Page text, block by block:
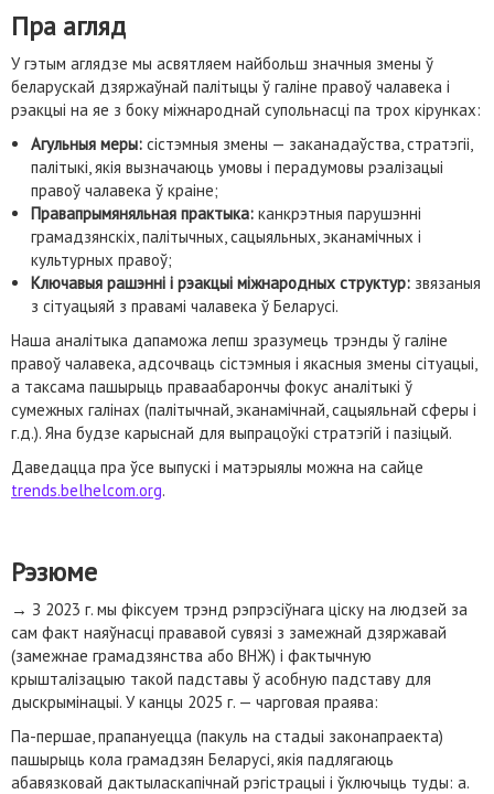
Пра агляд
У гэтым аглядзе мы асвятляем найбольш значныя змены ў
беларускай дзяржаўнай палітыцы ў галіне правоў чалавека і
рэакцыі на яе з боку міжнароднай супольнасці па трох кірунках:
Агульныя меры: сістэмныя змены — заканадаўства, стратэгіі,
палітыкі, якія вызначаюць умовы і перадумовы рэалізацыі
правоў чалавека ў краіне;
Правапрымяняльная практыка: канкрэтныя парушэнні
грамадзянскіх, палітычных, сацыяльных, эканамічных і
культурных правоў;
Ключавыя рашэнні і рэакцыі міжнародных структур: звязаныя
з сітуацыяй з правамі чалавека ў Беларусі.
Наша аналітыка дапаможа лепш зразумець трэнды ў галіне
правоў чалавека, адсочваць сістэмныя і якасныя змены сітуацыі,
а таксама пашырыць праваабарончы фокус аналітыкі ў
сумежных галінах (палітычнай, эканамічнай, сацыяльнай сферы і
г.д.). Яна будзе карыснай для выпрацоўкі стратэгій і пазіцый.
Даведацца пра ўсе выпускі і матэрыялы можна на сайце
trends.belhelcom.org.
Рэзюме
→ З 2023 г. мы фіксуем трэнд рэпрэсіўнага ціску на людзей за
сам факт наяўнасці прававой сувязі з замежнай дзяржавай
(замежнае грамадзянства або ВНЖ) і фактычную
крышталізацыю такой падставы ў асобную падставу для
дыскрымінацыі. У канцы 2025 г. — чарговая праява:
Па-першае, прапануецца (пакуль на стадыі законапраекта)
пашырыць кола грамадзян Беларусі, якія падлягаюць
абавязковай дактыласкапічнай рэгістрацыі і ўключыць туды: а.